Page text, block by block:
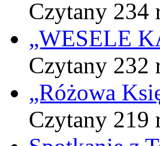
Czytany 234
„WESELE
Czytany 232
„Różowa
Czytany 219